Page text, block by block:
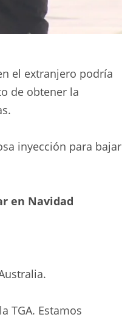
el extranjero podría
de obtener la
inyección para bajar
en Navidad
TGA. Estamos